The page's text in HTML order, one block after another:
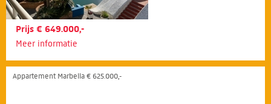
Prijs € 649.000,-
Meer informatie
Appartement Marbella € 625.000,-